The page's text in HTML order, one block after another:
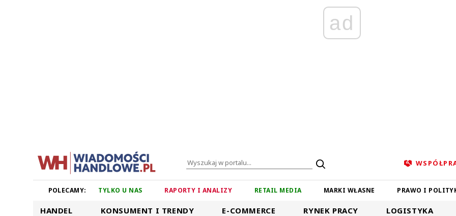
ad
POLECAMY: TYLKO U NAS RAPORTY I ANALIZY RETAIL MEDIA MARKI WŁASNE PRAWO I
HANDEL KONSUMENT I TRENDY E-COMMERCE RYNEK PRACY LOGISTYKA